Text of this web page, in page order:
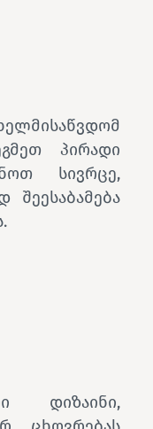
პირადი
სივრცე,
დიზაინი,